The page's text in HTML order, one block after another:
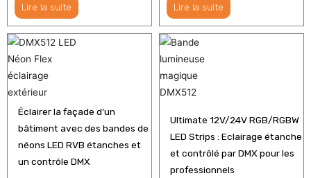
Lire la suite Lire la suite
Éclairer la façade d'un
bâtiment avec des bandes de
néons LED RVB étanches et
un contrôle DMX
Ultimate 12V/24V RGB/RGBW
LED Strips : Eclairage étanche
et contrôlé par DMX pour les
professionnels